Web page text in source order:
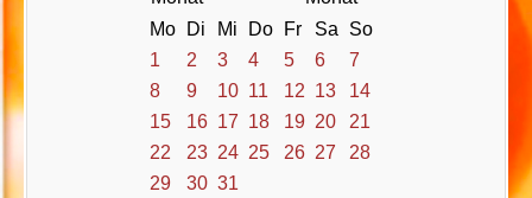
Mo Di Mi Do Fr Sa
So
1
2 3 4 5 6
7
8
9 10 11 12 13
14
15
16 17 18 19 20
21
22
23 24 25 26 27
28
29
30 31